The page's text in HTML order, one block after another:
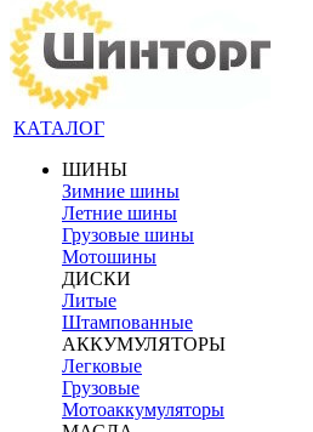
КАТАЛОГ
ШИНЫ
Зимние шины
Летние шины
Грузовые шины
Мотошины
ДИСКИ
Литые
Штампованные
АККУМУЛЯТОРЫ
Легковые
Грузовые
Мотоаккумуляторы